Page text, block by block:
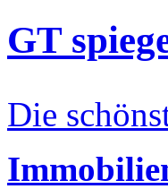
GT
Die